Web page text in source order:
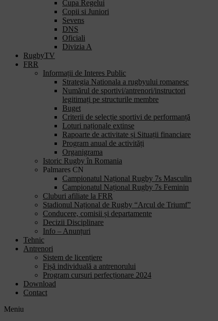
Cupa Regelui
Copii si Juniori
Sevens
DNS
Oficiali
Divizia A
RugbyTV
FRR
Informații de Interes Public
Strategia Nationala a rugbyului romanesc
Numărul de sportivi/antrenori/instructori
legitimați pe structurile membre
Buget
Criterii de selecție sportivi de performanță
Loturi naționale extinse
Rapoarte de activitate și Situații financiare
Program anual de activități
Organigrama
Istoric Rugby în Romania
Palmares CN
Campionatul Național Rugby 7s Masculin
Campionatul Național Rugby 7s Feminin
Cluburi afiliate la FRR
Stadionul Național de Rugby “Arcul de Triumf”
Conducere, comisii și departamente
Decizii Disciplinare
Info – Anunțuri
Tehnic
Antrenori
Sistem de licențiere
Fișă individuală a antrenorului
Program cursuri perfecționare 2024
Download
Contact
Meniu